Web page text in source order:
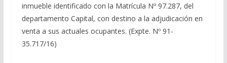
inmueble identificado con la Matrícula Nº 97.287, del
departamento Capital, con destino a la adjudicación en
venta a sus actuales ocupantes. (Expte. Nº 91-
35.717/16)